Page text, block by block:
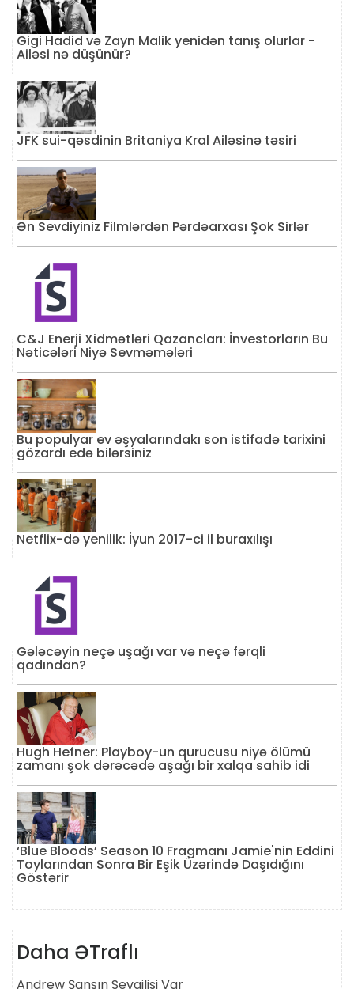
Gigi Hadid və Zayn Malik yenidən tanış olurlar -
Ailəsi nə düşünür?
JFK sui-qəsdinin Britaniya Kral Ailəsinə təsiri
Ən Sevdiyiniz Filmlərdən Pərdəarxası Şok Sirlər
C&J Enerji Xidmətləri Qazancları: İnvestorların Bu
Nəticələri Niyə Sevməmələri
Bu populyar ev əşyalarındakı son istifadə tarixini
gözardı edə bilərsiniz
Netflix-də yenilik: İyun 2017-ci il buraxılışı
Gələcəyin neçə uşağı var və neçə fərqli
qadından?
Hugh Hefner: Playboy-un qurucusu niyə ölümü
zamanı şok dərəcədə aşağı bir xalqa sahib idi
‘Blue Bloods’ Season 10 Fragmanı Jamie'nin Eddini
Toylarından Sonra Bir Eşik Üzərində Daşıdığını
Göstərir
Daha ƏTraflı
Andrew Şansın Sevgilisi Var